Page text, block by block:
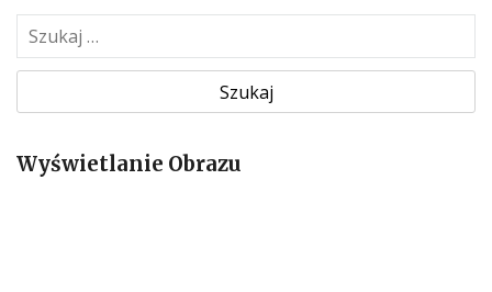
z
k
jWyświetlanie Obrazu